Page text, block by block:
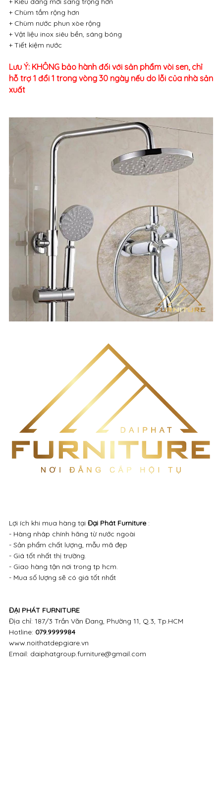
+ Chùm tắm rộng hơn
+ Chùm nước phun xòe rộng
+ Vật liệu inox siêu bền, sáng bóng
+ Tiết kiệm nước
Lưu Ý: KHÔNG bảo hành đối với sản phẩm vòi sen, chỉ
hỗ trợ 1 đổi 1 trong vòng 30 ngày nếu do lỗi của nhà sản
xuất
Lợi ích khi mua hàng tại Đại Phát Furniture:
- Hàng nhâp chính hãng từ nước ngoài
- Sản phẩm chất lượng, mẫu mã đẹp
- Giá tốt nhất thị trường.
- Giao hàng tận nơi trong tp hcm.
- Mua số lượng sẽ có giá tốt nhất
ĐẠI PHÁT FURNITURE
Địa chỉ: 187/3 Trần Văn Đang, Phường 11, Q.3, Tp.HCM
Hotline: 079.9999984
www.noithatdepgiare.vn
Email: daiphatgroup.furniture@gmail.com